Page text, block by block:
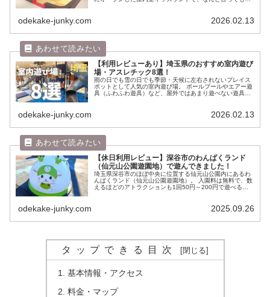
odekake-junky.com 2026.02.13
【利用レビューあり】埼玉県のおすすめ室内遊び
場・アスレチック8選！
雨の日でも雪の日でも季節・天候に左右されないプレイス
ポットとして人気の室内遊び場。 ボールプールやエアー遊
具（ふわふわ遊具）など、屋外ではあまり遊べない遊具が
odekake-junky.com 2026.02.13
【休日利用レビュー】深谷市のわんぱくランド
（仙元山公園遊園地）で遊んできました！
埼玉県深谷市のほぼ中央に位置する仙元山公園内にあるわ
んぱくランド（仙元山公園遊園地）。 入園料は無料で、数
えるほどのアトラクションも1回50円～200円で遊べると
odekake-junky.com 2025.09.26
タップできる目次
基本情報・アクセス
料金・マップ